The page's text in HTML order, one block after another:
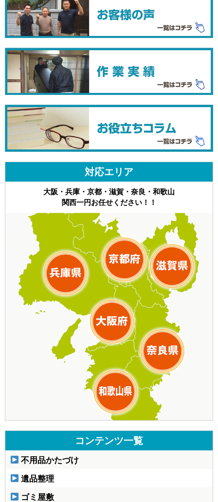
対応エリア
大阪・兵庫・京都・滋賀・奈良・和歌山
関西一円お任せください！！
コンテンツ一覧
不用品かたづけ
遺品整理
ゴミ屋敷